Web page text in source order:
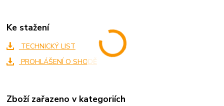
Ke stažení
TECHNICKÝ LIST
PROHLÁŠENÍ O SHODĚ
Zboží zařazeno v kategoriích